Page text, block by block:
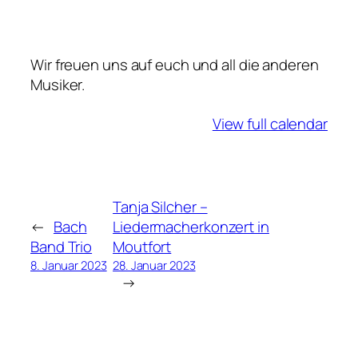
T
r
Wir freuen uns auf euch und all die anderen
Musiker.
View full calendar
← Bach
Band Trio
8. Januar 2023
Tanja Silcher –
Liedermacherkonzert in
Moutfort
28. Januar 2023
→